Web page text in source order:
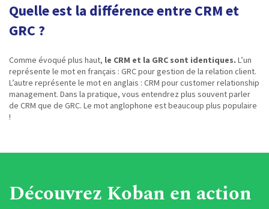
Quelle est la différence entre CRM et
GRC ?
Comme évoqué plus haut, le CRM et la GRC sont identiques. L’un
représente le mot en français : GRC pour gestion de la relation client.
L’autre représente le mot en anglais : CRM pour customer relationship
management. Dans la pratique, vous entendrez plus souvent parler
de CRM que de GRC. Le mot anglophone est beaucoup plus populaire
!
Découvrez Koban en action